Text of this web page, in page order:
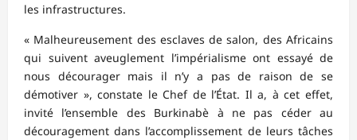
les infrastructures.
« Malheureusement des esclaves de salon, des Africains
qui suivent aveuglement l’impérialisme ont essayé de
nous décourager mais il n’y a pas de raison de se
démotiver », constate le Chef de l’État. Il a, à cet effet,
invité l’ensemble des Burkinabè à ne pas céder au
découragement dans l’accomplissement de leurs tâches